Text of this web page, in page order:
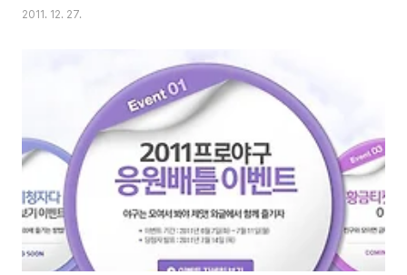
♬ 벅스, 페이스북과 연동! 음악 시장 새바람 불까? 벅스, 국내최초 페이스북 연
서비스 실시! 국내 최초 페이스북 뮤직 서비스, 벅스 앱으로 소녀시대 듣자. 이
제 페이스북에서 친구와 같이 음악 듣자! 페이스북에서 지난 9월 페이스북 개
발자 컨퍼런스인 f8에서 타임라인(Timeline)과 오픈그래프가 핵심이었습니
다. 프로필 페이지는..
2011. 12. 27.